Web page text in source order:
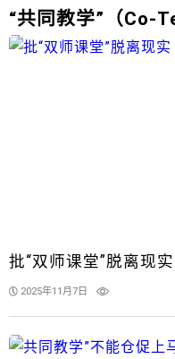
“共同教学”（Co-
批“双师课堂”脱离现
2025年11月7日